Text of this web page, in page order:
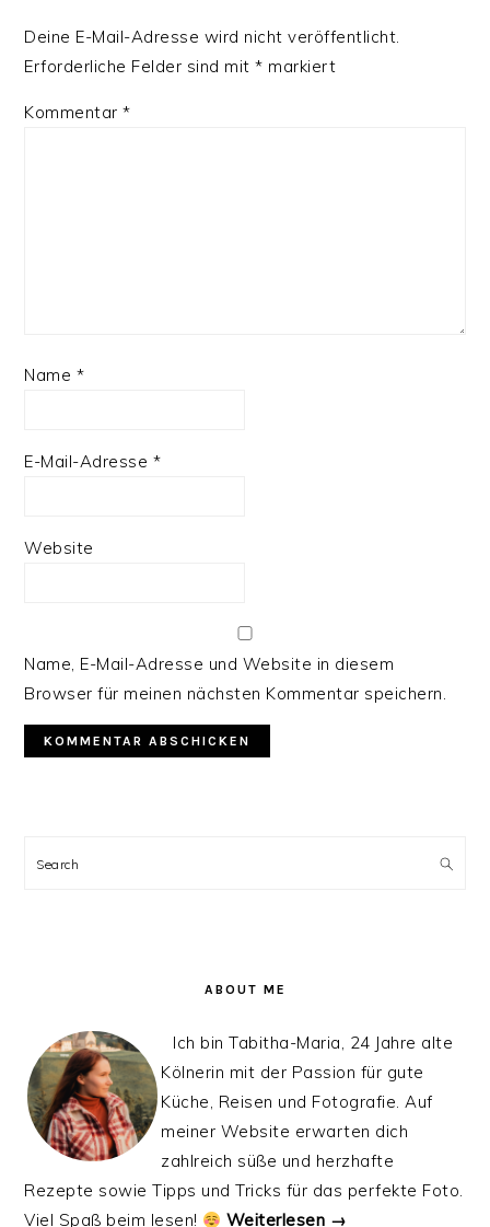
Deine E-Mail-Adresse wird nicht veröffentlicht.
Erforderliche Felder sind mit* markiert
Kommentar*
Name *
E-Mail-Adresse *
Website
Name, E-Mail-Adresse und Website in diesem
Browser für meinen nächsten Kommentar speichern.
SIDEBAR
Search
ABOUT ME
Ich bin Tabitha-Maria, 24 Jahre alte
Kölnerin mit der Passion für gute
Küche, Reisen und Fotografie. Auf
meiner Website erwarten dich
zahlreich süße und herzhafte
Rezepte sowie Tipps und Tricks für das perfekte Foto.
Viel Spaß beim lesen!
Weiterlesen →